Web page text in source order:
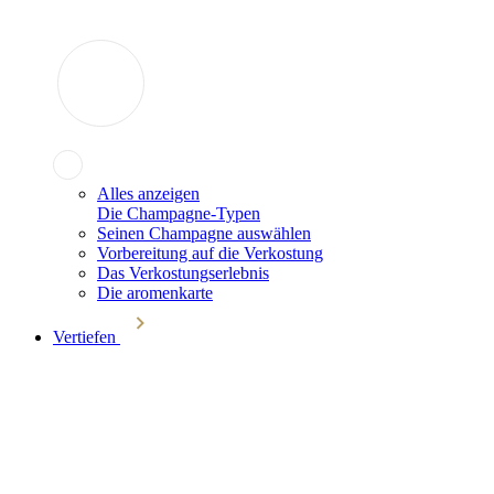
Alles anzeigen
Die Champagne-Typen
Seinen Champagne auswählen
Vorbereitung auf die Verkostung
Das Verkostungserlebnis
Die aromenkarte
Vertiefen